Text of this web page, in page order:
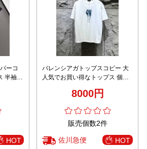
ーコ
半袖
HOT
バレンシアガトップスコピー 大
人気でお買い得なトップス 個性
い ホワイト8000円
販売個数2件
佐川急便 HOT